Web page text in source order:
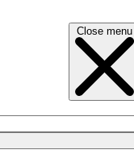
Close menu